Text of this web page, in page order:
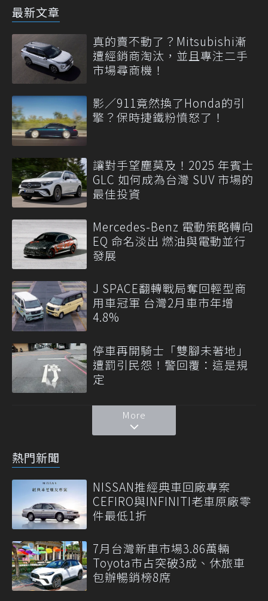
最新文章
真的賣不動了？Mitsubishi漸
遭經銷商淘汰，並且專注二手
市場尋商機！
影／911竟然換了Honda的引
擎？保時捷鐵粉憤怒了！
讓對手望塵莫及！2025 年賓士
GLC 如何成為台灣 SUV 市場的
最佳投資
Mercedes-Benz 電動策略轉向
EQ 命名淡出 燃油與電動並行
發展
J SPACE翻轉戰局奪回輕型商
用車冠軍 台灣2月車市年增
4.8%
停車再開騎士「雙腳未著地」
遭罰引民怨！警回覆：這是規
定
More
熱門新聞
NISSAN推經典車回廠專案
CEFIRO與INFINITI老車原廠零
件最低1折
7月台灣新車市場3.86萬輛
Toyota市占突破3成、休旅車
包辦暢銷榜8席